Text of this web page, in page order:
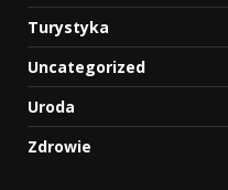
Turystyka
Uncategorized
Uroda
Zdrowie